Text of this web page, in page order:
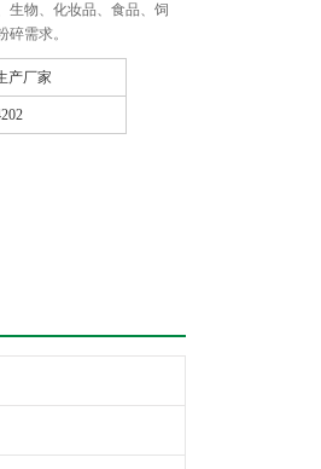
生物、化妆品、食品、饲
需求。
产厂家